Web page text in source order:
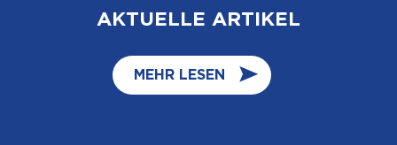
AKTUELLE ARTIKEL
MEHR LESEN